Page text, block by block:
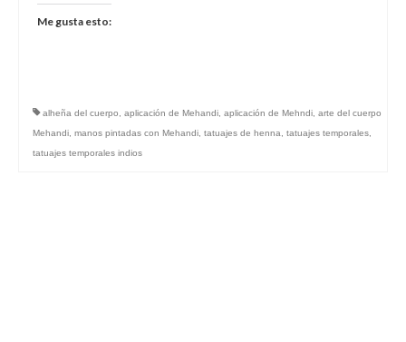
Me gusta esto:
alheña del cuerpo aplicación de Mehandi aplicación de Mehndi arte del cuerpo
Mehandi manos pintadas con Mehandi tatuajes de henna tatuajes temporales
tatuajes temporales indios